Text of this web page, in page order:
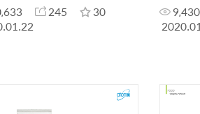
245
30
9,430